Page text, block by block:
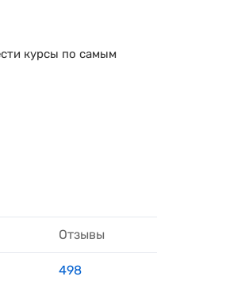
курсы по самым
Отзывы
498